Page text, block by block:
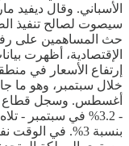
الأسباني. وقال ديفيد
سيصوت لصالح تنفيذ
حث المساهمين على
الإقتصادية، أظهرت
أغسطس. وسجل قطاع
- 3.2% في سبتمبر -
بنسبة 3%. في